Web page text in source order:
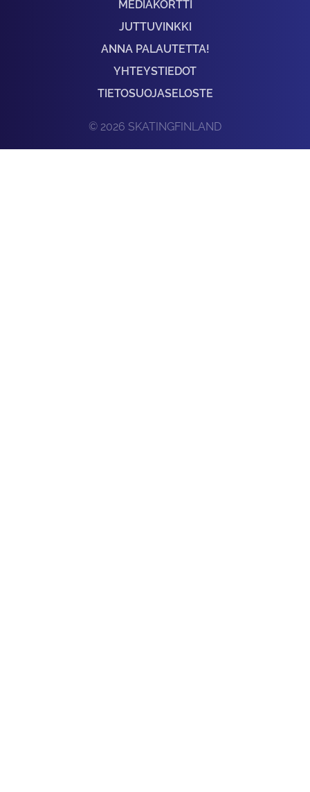
MEDIAKORTTI
JUTTUVINKKI
ANNA PALAUTETTA!
YHTEYSTIEDOT
TIETOSUOJASELOSTE
© 2026 SKATINGFINLAND